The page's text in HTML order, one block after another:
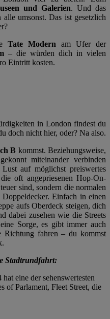
und Galerien. Und das
umsonst. Das ist gesetzlich
Tate Modern am Ufer der
– die würden dich in vielen
Eintritt kosten.
in London findest du
doch nicht hier, oder? Na also.
B kommst. Beziehungsweise,
miteinander verbinden
auf möglichst preiswertes
oft angepriesenen Hop-On-
sind, sondern die normalen
Doppeldecker. Einfach in einen
aufs Oberdeck steigen, dich
dabei zusehen wie die Streets
Sorge, es gibt immer auch
Richtung fahren – du kommst
Stadtrundfahrt:
eine der sehenswertesten
of Parlament, Fleet Street, die